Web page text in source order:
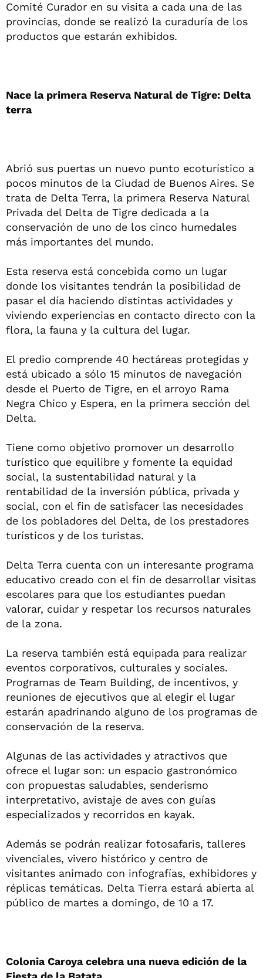
Comité Curador en su visita a cada una de las
provincias, donde se realizó la curaduría de los
productos que estarán exhibidos.
Nace la primera Reserva Natural de Tigre: Delta
terra
Abrió sus puertas un nuevo punto ecoturístico a
pocos minutos de la Ciudad de Buenos Aires. Se
trata de Delta Terra, la primera Reserva Natural
Privada del Delta de Tigre dedicada a la
conservación de uno de los cinco humedales
más importantes del mundo.
Esta reserva está concebida como un lugar
donde los visitantes tendrán la posibilidad de
pasar el día haciendo distintas actividades y
viviendo experiencias en contacto directo con la
flora, la fauna y la cultura del lugar.
El predio comprende 40 hectáreas protegidas y
está ubicado a sólo 15 minutos de navegación
desde el Puerto de Tigre, en el arroyo Rama
Negra Chico y Espera, en la primera sección del
Delta.
Tiene como objetivo promover un desarrollo
turístico que equilibre y fomente la equidad
social, la sustentabilidad natural y la
rentabilidad de la inversión pública, privada y
social, con el fin de satisfacer las necesidades
de los pobladores del Delta, de los prestadores
turísticos y de los turistas.
Delta Terra cuenta con un interesante programa
educativo creado con el fin de desarrollar visitas
escolares para que los estudiantes puedan
valorar, cuidar y respetar los recursos naturales
de la zona.
La reserva también está equipada para realizar
eventos corporativos, culturales y sociales.
Programas de Team Building, de incentivos, y
reuniones de ejecutivos que al elegir el lugar
estarán apadrinando alguno de los programas de
conservación de la reserva.
Algunas de las actividades y atractivos que
ofrece el lugar son: un espacio gastronómico
con propuestas saludables, senderismo
interpretativo, avistaje de aves con guías
especializados y recorridos en kayak.
Además se podrán realizar fotosafaris, talleres
vivenciales, vivero histórico y centro de
visitantes animado con infografías, exhibidores y
réplicas temáticas. Delta Tierra estará abierta al
público de martes a domingo, de 10 a 17.
Colonia Caroya celebra una nueva edición de la